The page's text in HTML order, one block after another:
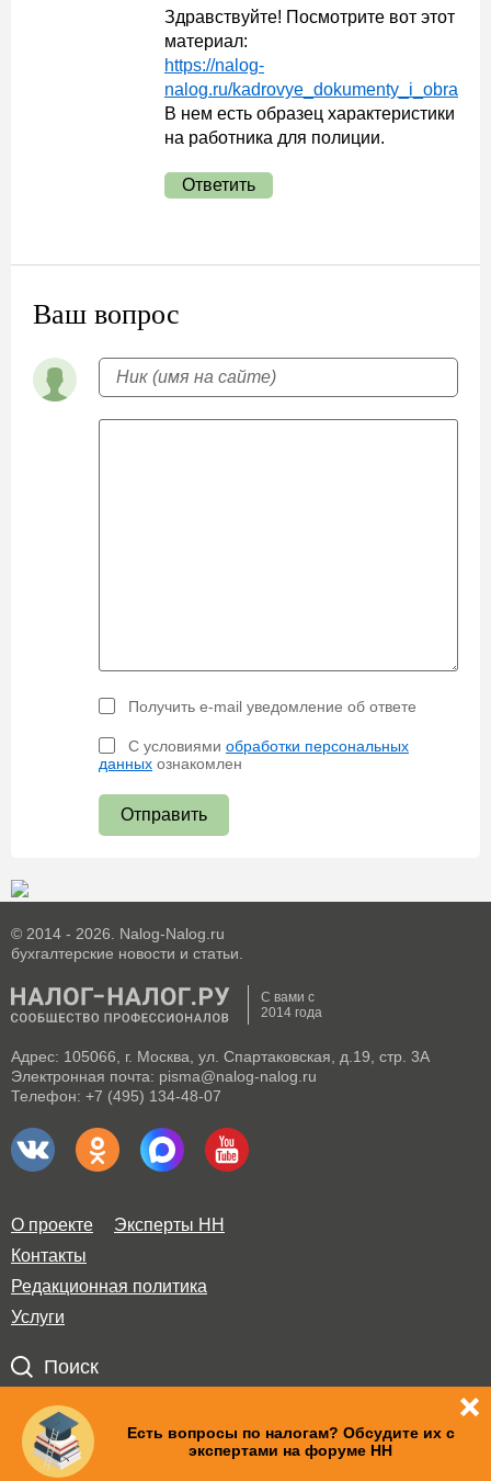
Здравствуйте! Посмотрите вот этот
материал:
https://nalog-
nalog.ru/
В нем есть образец характеристики
на работника для полиции.
Ответить
Ваш вопрос
Получить e-mail уведомление об ответе
С условиями обработки персональных
данных ознакомлен
Отправить
© 2014 - 2026. Nalog-Nalog.ru
бухгалтерские новости и статьи.
С вами с
2014 года
Адрес: 105066, г. Москва, ул. Спартаковская, д.19, стр. 3А
Электронная почта: pisma@nalog-nalog.ru
Телефон: +7 (495) 134-48-07
О проекте
Эксперты НН
Контакты
Редакционная политика
Услуги
Поиск
Правила использования материалов и авторские права
Пользовательское соглашение
Политика по обработке персональных данных
Есть вопросы по налогам? Обсудите их с
экспертами на форуме НН